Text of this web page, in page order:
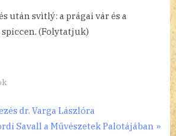
után svìtlý: a prágai vár és a
(Folytatjuk)
dr. Varga Lászlóra
Savall a Művészetek Palotájában